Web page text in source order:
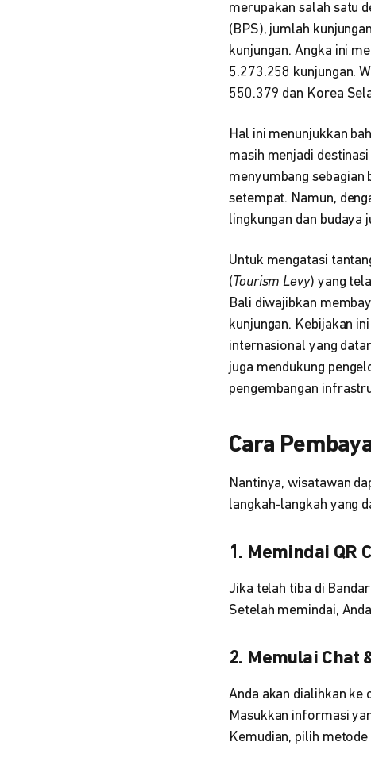
merupakan salah satu
(BPS), jumlah
kunjungan. Angka ini
5.273.258 kunjungan.
550.379 dan Korea
Hal ini menunjukkan
masih menjadi
menyumbang
setempat. Namun,
lingkungan dan budaya
Untuk mengatasi
(Tourism Levy) yang
Bali diwajibkan
kunjungan. Kebijakan
internasional yang
juga mendukung
pengembangan
Cara
Nantinya, wisatawan
langkah-langkah yang
1. Memindai QR
Jika telah tiba di
Setelah memindai,
2. Memulai Chat
Anda akan dialihkan ke
Masukkan informasi
Kemudian, pilih